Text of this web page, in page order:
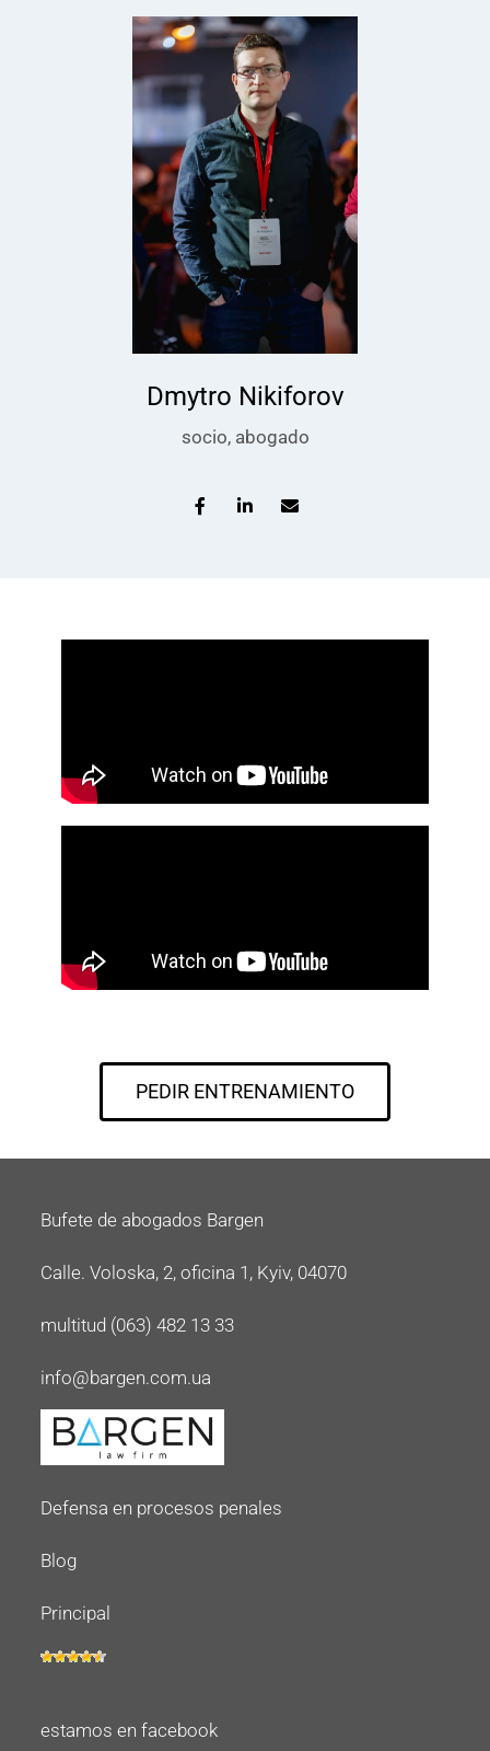
Dmytro Nikiforov
socio, abogado
PEDIR ENTRENAMIENTO
Bufete de abogados Bargen
Calle. Voloska, 2, oficina 1, Kyiv, 04070
multitud (063) 482 13 33
info@bargen.com.ua
Defensa en procesos penales
Blog
Principal
estamos en facebook